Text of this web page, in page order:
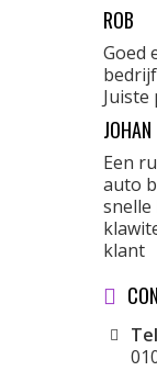
ROB
Goed
JOHAN
Een
auto
snelle
klant